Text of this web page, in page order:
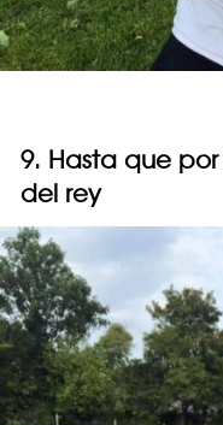
9. Hasta que
del rey